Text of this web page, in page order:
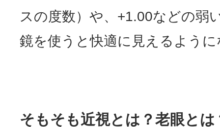
スの度数）や、+1.00などの弱
鏡を使うと快適に見えるよう
そもそも近視とは？老眼とは